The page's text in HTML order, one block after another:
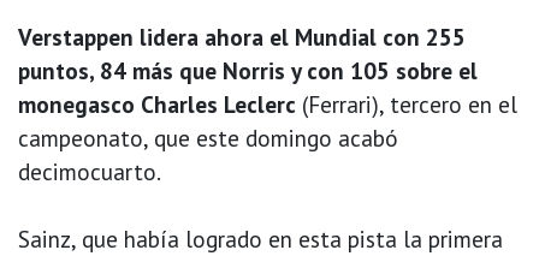
Verstappen lidera ahora el Mundial con 255
puntos, 84 más que Norris y con 105 sobre el
monegasco Charles Leclerc (Ferrari), tercero en el
campeonato, que este domingo acabó
decimocuarto.
Sainz, que había logrado en esta pista la primera